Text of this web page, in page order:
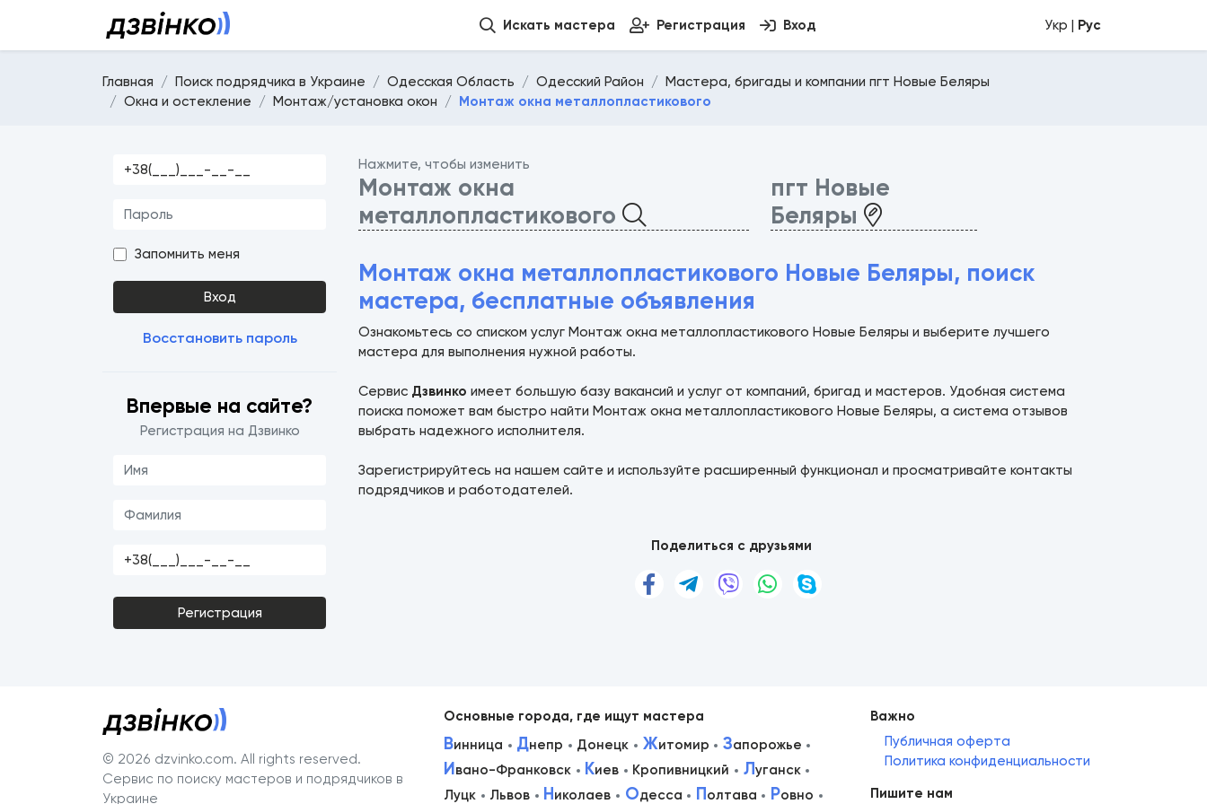
Искать мастера Регистрация Вход Укр | Рус
Главная Поиск подрядчика в Украине Одесская Область Одесский Район
Мастера, бригады и компании пгт Новые Беляры
Окна и остекление
Монтаж/установка окон Монтаж окна металлопластикового
Запомнить меня
Вход
Восстановить пароль
Впервые на сайте?
Регистрация на Дзвинко
Регистрация
Нажмите, чтобы изменить
Монтаж окна
металлопластикового
пгт Новые
Беляры
Монтаж окна металлопластикового Новые Беляры, поиск
мастера, бесплатные объявления
Ознакомьтесь со списком услуг Монтаж окна металлопластикового Новые Беляры и выберите лучшего
мастера для выполнения нужной работы.
Сервис Дзвинко имеет большую базу вакансий и услуг от компаний, бригад и мастеров. Удобная система
поиска поможет вам быстро найти Монтаж окна металлопластикового Новые Беляры, а система отзывов
выбрать надежного исполнителя.
Зарегистрируйтесь на нашем сайте и используйте расширенный функционал и просматривайте контакты
подрядчиков и работодателей.
Поделиться с друзьями
© 2026 dzvinko.com. All rights reserved.
Сервис по поиску мастеров и подрядчиков в
Украине
Основные города, где ищут мастера
Винница Днепр Донецк Житомир Запорожье
Ивано-Франковск Киев Кропивницкий Луганск
Луцк
Львов Николаев Одесса Полтава Ровно
Важно
Публичная оферта
Политика конфиденциальности
Пишите нам